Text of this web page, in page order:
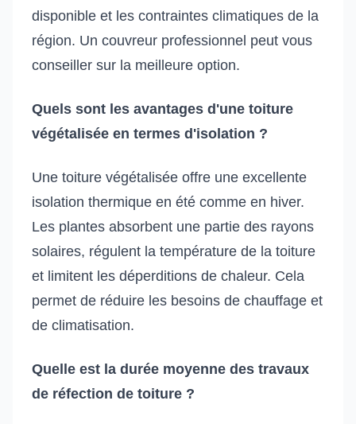
disponible et les contraintes climatiques de la
région. Un couvreur professionnel peut vous
conseiller sur la meilleure option.
Quels sont les avantages d'une toiture
végétalisée en termes d'isolation ?
Une toiture végétalisée offre une excellente
isolation thermique en été comme en hiver.
Les plantes absorbent une partie des rayons
solaires, régulent la température de la toiture
et limitent les déperditions de chaleur. Cela
permet de réduire les besoins de chauffage et
de climatisation.
Quelle est la durée moyenne des travaux
de réfection de toiture ?